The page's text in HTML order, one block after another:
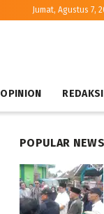
Jumat, Agustus 7,
OPINION REDAKSI
POPULAR NEWS